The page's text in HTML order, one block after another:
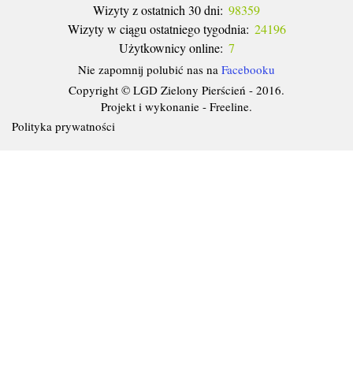
Wizyty z ostatnich 30 dni: 98359
Wizyty w ciągu ostatniego tygodnia: 24196
Użytkownicy online: 7
Nie zapomnij polubić nas na Facebooku
Copyright © LGD Zielony Pierścień - 2016.
Projekt i wykonanie - Freeline.
Polityka prywatności